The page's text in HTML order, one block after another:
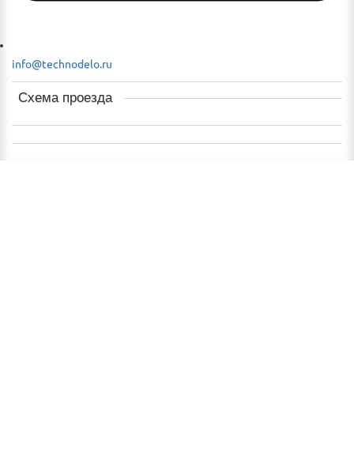
info@technodelo.ru
Схема проезда